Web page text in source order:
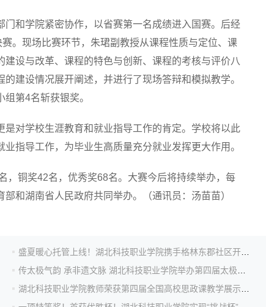
和学院紧密协作，以省赛第一名成绩进入国赛。后经
。现场比赛环节，朱珺副教授从课程性质与定位、课
设与改革、课程的特色与创新、课程的考核与评价八
建设情况展开阐述，并进行了现场答辩和模拟教学。
第4名斩获银奖。
对学校生涯教育和就业指导工作的肯定。学校将以此
指导工作，为毕业生高质量充分就业发挥更大作用。
铜奖42名，优秀奖68名。大赛今后将持续举办，每
和湖南省人民政府共同举办。（通讯员：汤苗苗）
盛夏暖心托管上线！湖北科技职业学院携手格林东郡社区开启小朋友们的“科技夏令营”
传太极气韵 承非遗文脉 湖北科技职业学院举办第四届太极拳比赛
湖北科技职业学院教师荣获第四届全国高校思政课教学展示活动二等奖